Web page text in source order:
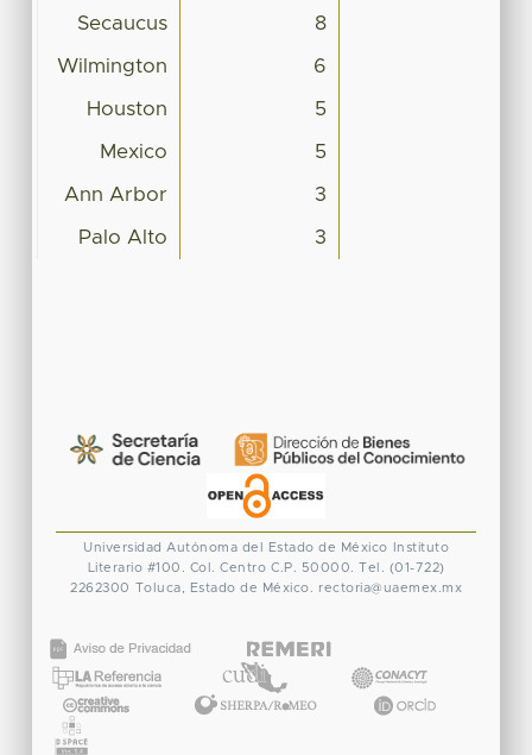
Secaucus 8
Wilmington 6
Houston 5
Mexico 5
Ann Arbor 3
Palo Alto 3
Universidad Autónoma del Estado de México
Instituto
Literario #100. Col. Centro C.P. 50000. Tel. (01-722)
2262300 Toluca, Estado de México. rectoria@uaemex.mx